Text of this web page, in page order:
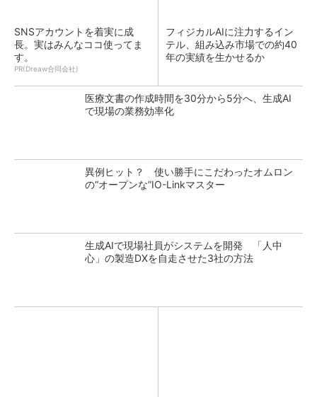
SNSアカウントを着実に成
長。実はみんなココ使ってま
す。
PR(Dreaw合同会社)
フィジカルAIに注力するイン
テル、組み込み市場での約40
年の実績を生かせるか
医療文書の作成時間を30分から5分へ、生成AI
で現場の業務効率化
異例ヒット？ 使い勝手にこだわったオムロン
の“オープンな”IO-Linkマスター
生成AIで現場社員がシステムを開発 「人中
心」の製造DXを自走させた3社の方法